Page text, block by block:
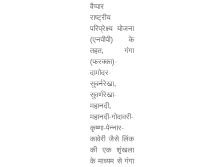
वैप्पार
राष्ट्रीय
परिप्रेक्ष्य योजना
(एनपीपी) के
तहत, गंगा
(फरक्का)-
दामोदर-
सुबर्नरेखा,
सुवर्णरेखा-
महानदी,
महानदी-गोदावरी-
कृष्णा-पेन्नार-
कावेरी जैसे लिंक
की एक शृंखला
के माध्यम से गंगा